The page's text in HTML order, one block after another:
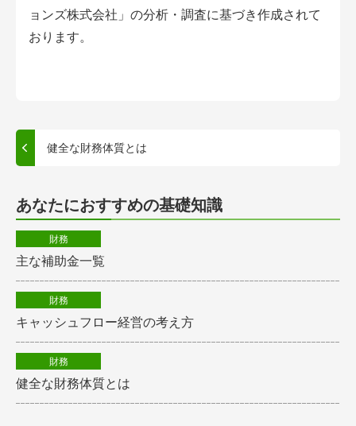
ョンズ株式会社」の分析・調査に基づき作成されて
おります。
健全な財務体質とは
あなたにおすすめの基礎知識
財務
主な補助金一覧
財務
キャッシュフロー経営の考え方
財務
健全な財務体質とは